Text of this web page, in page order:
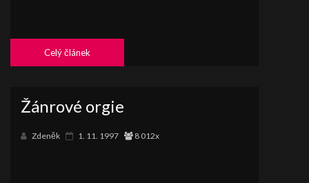
Celý článek
Žánrové orgie
Zdeněk 1. 11. 1997 8 012x